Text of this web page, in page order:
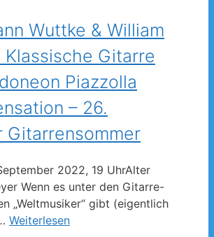
Wuttke & William
Klassische Gitarre
Piazzolla
– 26.
Gitarrensommer
2022, 19 UhrAlter
Wenn es unter den Gitarre-
„Weltmusiker“ gibt (eigentlich
Weiterlesen